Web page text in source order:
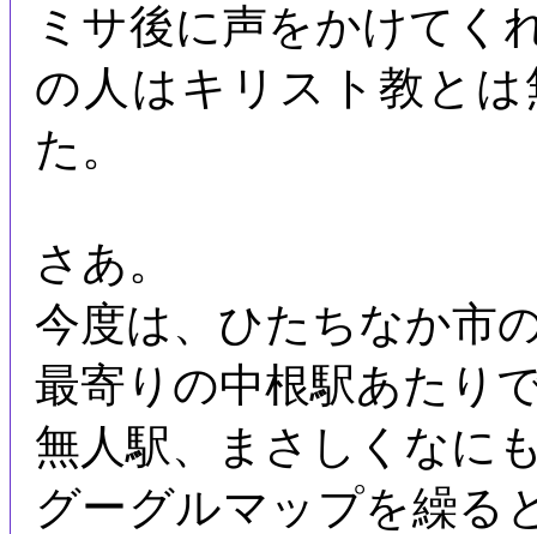
ミサ後に声をかけてく
の人はキリスト教と
た。
さあ。
今度は、ひたちなか市
最寄りの中根駅あたり
無人駅、まさしくなに
グーグルマップを繰る